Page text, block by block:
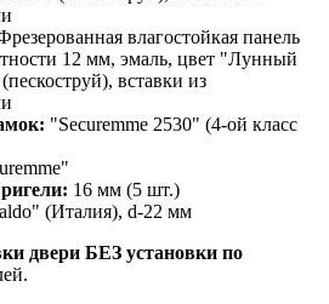
влагостойкая панель
12 мм, эмаль, цвет "Лунный
вставки из
"Securemme 2530" (4-ой класс
16 мм (5 шт.)
(Италия), d-22 мм
двери БЕЗ установки по